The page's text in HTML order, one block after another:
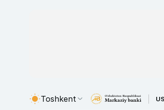
Toshkent